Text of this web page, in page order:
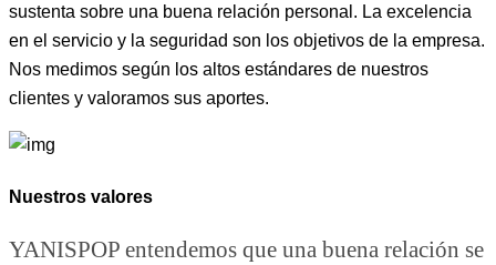
sustenta sobre una buena relación personal. La excelencia
en el servicio y la seguridad son los objetivos de la empresa.
Nos medimos según los altos estándares de nuestros
clientes y valoramos sus aportes.
Nuestros valores
YANISPOP entendemos que una buena relación se